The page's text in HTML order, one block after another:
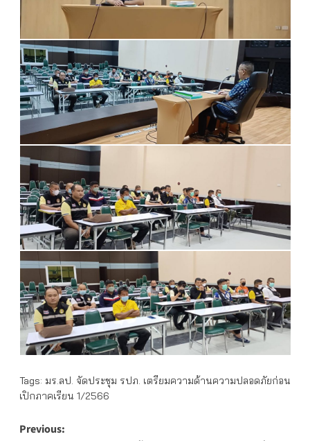
Tags: มร.ลป. จัดประชุม รปภ. เตรียมความด้านความปลอดภัยก่อน
เปิกภาคเรียน 1/2566
Post
Previous: